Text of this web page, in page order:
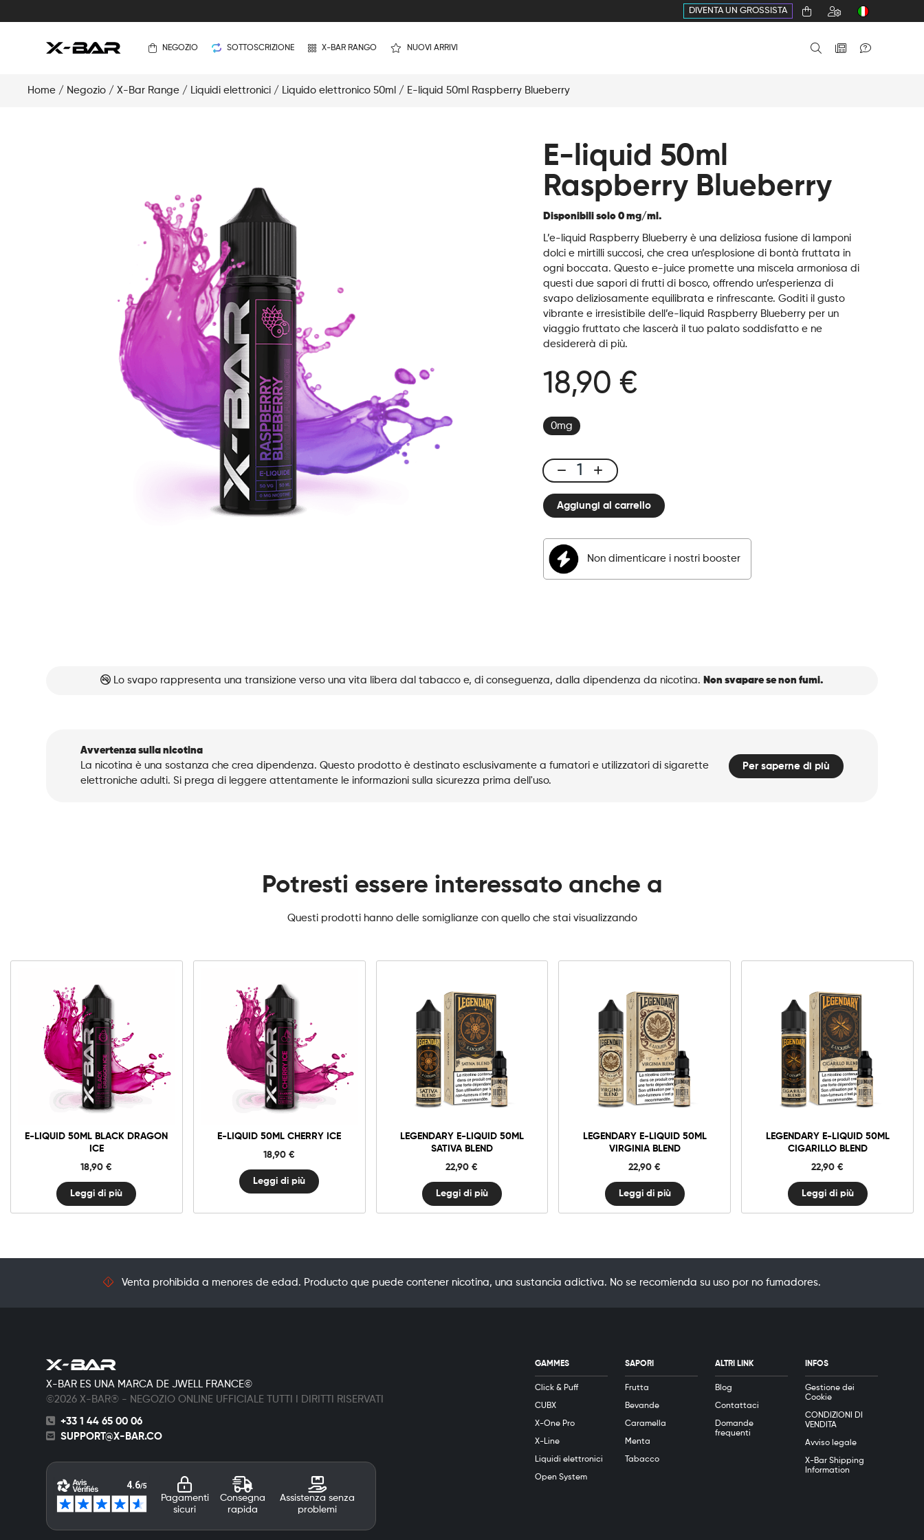
DIVENTA UN GROSSISTA
NEGOZIO SOTTOSCRIZIONE X-BAR RANGO NUOVI ARRIVI
Home / Negozio / X-Bar Range / Liquidi elettronici / Liquido elettronico 50ml / E-liquid 50ml Raspberry Blueberry
E-liquid 50ml
Raspberry Blueberry
Disponibili solo 0 mg/ml.
L’e-liquid Raspberry Blueberry è una deliziosa fusione di lamponi
dolci e mirtilli succosi, che crea un’esplosione di bontà fruttata in
ogni boccata. Questo e-juice promette una miscela armoniosa di
questi due sapori di frutti di bosco, offrendo un’esperienza di
svapo deliziosamente equilibrata e rinfrescante. Goditi il gusto
vibrante e irresistibile dell’e-liquid Raspberry Blueberry per un
viaggio fruttato che lascerà il tuo palato soddisfatto e ne
desidererà di più.
18,90 €
0mg
E-
liquid
50ml
Blueberry
quantità
Aggiungi al carrello
Non dimenticare i nostri booster
Lo svapo rappresenta una transizione verso una vita libera dal tabacco e, di conseguenza, dalla dipendenza da nicotina. Non svapare se non fumi.
Avvertenza sulla nicotina
La nicotina è una sostanza che crea dipendenza. Questo prodotto è destinato esclusivamente a fumatori e utilizzatori di sigarette
elettroniche adulti. Si prega di leggere attentamente le informazioni sulla sicurezza prima dell'uso.
Per saperne di più
Potresti essere interessato anche a
Questi prodotti hanno delle somiglianze con quello che stai visualizzando
E-LIQUID 50ML BLACK DRAGON
ICE
18,90€
Leggi di più
E-LIQUID 50ML CHERRY ICE
18,90€
Leggi di più
LEGENDARY E-LIQUID 50ML
SATIVA BLEND
22,90€
Leggi di più
LEGENDARY E-LIQUID 50ML
VIRGINIA BLEND
22,90€
Leggi di più
LEGENDARY E-LIQUID 50ML
CIGARILLO BLEND
22,90€
Leggi di più
Venta prohibida a menores de edad. Producto que puede contener nicotina, una sustancia adictiva. No se recomienda su uso por no fumadores.
X-BAR ES UNA MARCA DE JWELL FRANCE©
©2026 X-BAR® - NEGOZIO ONLINE UFFICIALE TUTTI I DIRITTI RISERVATI
+33 1 44 65 00 06
SUPPORT@X-BAR.CO
Pagamenti
sicuri
Consegna
rapida
Assistenza senza
problemi
GAMMES
Click & Puff
CUBX
X-One Pro
X-Line
Liquidi elettronici
Open System
SAPORI
Frutta
Bevande
Caramella
Menta
Tabacco
ALTRI LINK
Blog
Contattaci
Domande
frequenti
INFOS
Gestione dei
Cookie
CONDIZIONI DI
VENDITA
Avviso legale
X-Bar Shipping
Information